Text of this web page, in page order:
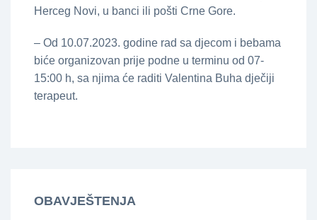
Herceg Novi, u banci ili pošti Crne Gore.
– Od 10.07.2023. godine rad sa djecom i bebama
biće organizovan prije podne u terminu od 07-
15:00 h, sa njima će raditi Valentina Buha dječiji
terapeut.
OBAVJEŠTENJA